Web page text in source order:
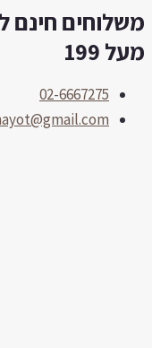
חינם
199
02-6667275